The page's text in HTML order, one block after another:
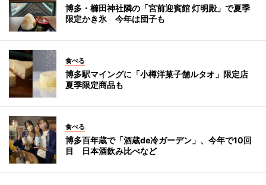
博多・櫛田神社隣の「宮前迎賓館 灯明殿」で夏季
限定かき氷 今年は団子も
食べる
博多駅マイングに「小樽洋菓子舗ルタオ」限定店
夏季限定商品も
食べる
博多百年蔵で「酒蔵de冷ガーデン」、今年で10回
目 日本酒飲み比べなど